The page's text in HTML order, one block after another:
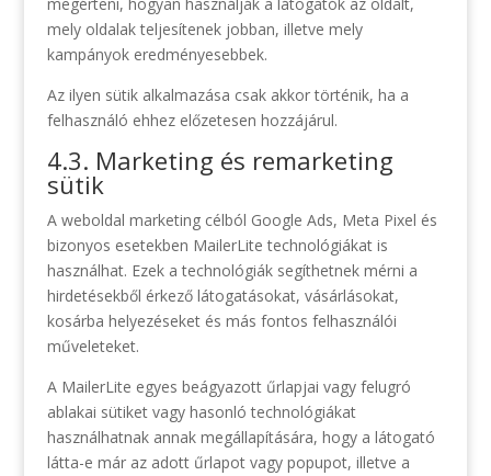
mely oldalak teljesítenek jobban, illetve mely
kampányok eredményesebbek.
Az ilyen sütik alkalmazása csak akkor történik, ha a
felhasználó ehhez előzetesen hozzájárul.
4.3. Marketing és remarketing
sütik
A weboldal marketing célból Google Ads, Meta Pixel és
bizonyos esetekben MailerLite technológiákat is
használhat. Ezek a technológiák segíthetnek mérni a
hirdetésekből érkező látogatásokat, vásárlásokat,
kosárba helyezéseket és más fontos felhasználói
műveleteket.
A MailerLite egyes beágyazott űrlapjai vagy felugró
ablakai sütiket vagy hasonló technológiákat
használhatnak annak megállapítására, hogy a látogató
látta-e már az adott űrlapot vagy popupot, illetve a